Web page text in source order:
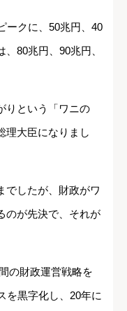
ークに、50兆円、40
80兆円、90兆円、
りという「ワニの
理大臣になりまし
でしたが、財政がワ
のが先決で、それが
の財政運営戦略を
を黒字化し、20年に